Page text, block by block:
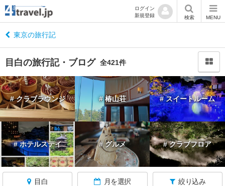
ログイン
新規登録
検索 MENU
東京の旅行記
目白の旅行記・ブログ 全421件
# クラブラウンジ # 椿山荘 # スイートルーム
# ホテルステイ # グルメ # クラブフロア
目白 月を選択 絞り込み
東
京
へ
戻
る
東
京